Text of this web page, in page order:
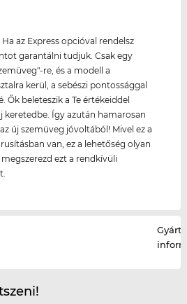
az Express opcióval rendelsz
garantálni tudjuk. Csak egy
re, és a modell a
kerül, a sebészi pontossággal
Ők beleteszik a Te értékeiddel
keretedbe. Így azután hamarosan
új szemüveg jóvoltából! Mivel ez a
van, ez a lehetőség olyan
ezt a rendkívüli